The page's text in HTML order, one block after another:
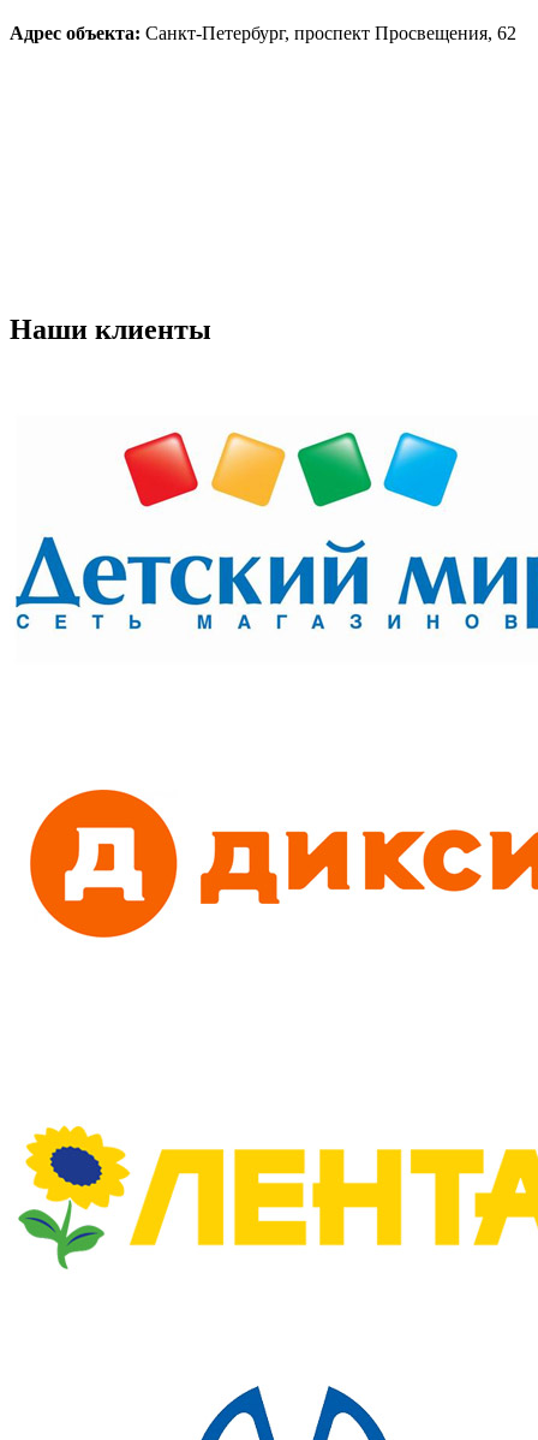
Адрес объекта: Санкт-Петербург, проспект Просвещения, 62
Наши клиенты